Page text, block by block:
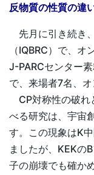
反物質の性質の違
先月に引き続き
（IQBRC）で、
J-PARCセンター
で、来場者7名、
CP対称性の破れ
べる研究は、宇宙
す。この現象はK
ましたが、KEKの
子の崩壊でも確か